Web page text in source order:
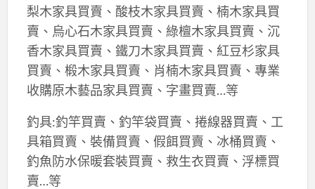
梨木家具買賣、酸枝木家具買賣、楠木家具買
賣、烏心石木家具買賣、綠檀木家具買賣、沉
香木家具買賣、鐵刀木家具買賣、紅豆杉家具
買賣、椴木家具買賣、肖楠木家具買賣、專業
收購原木藝品家具買賣、字畫買賣…等
釣具:釣竿買賣、釣竿袋買賣、捲線器買賣、工
具箱買賣、裝備買賣、假餌買賣、冰桶買賣、
釣魚防水保暖套裝買賣、救生衣買賣、浮標買
賣…等